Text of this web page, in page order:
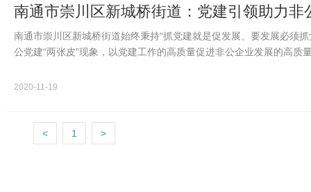
南通市崇川区新城桥街道：党建引领助力非
南通市崇川区新城桥街道始终秉持“抓党建就是促发展、要发展必须
公党建“两张皮”现象，以党建工作的高质量促进非公企业发展的高质
2020-11-19
< 1 >